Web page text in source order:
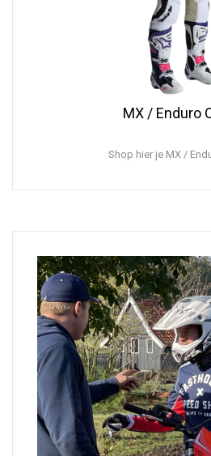
MX / Enduro
Shop hier je MX /